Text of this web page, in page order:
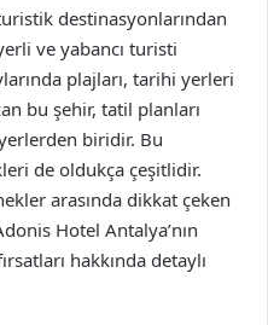
destinasyonlarından
ve yabancı turisti
plajları, tarihi yerleri
bu şehir, tatil planları
biridir. Bu
de oldukça çeşitlidir.
arasında dikkat çeken
Hotel Antalya’nın
hakkında detaylı